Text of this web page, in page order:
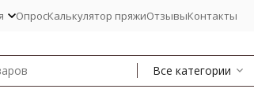
ОпросКалькулятор пряжиОтзывыКонтакты
Все категории